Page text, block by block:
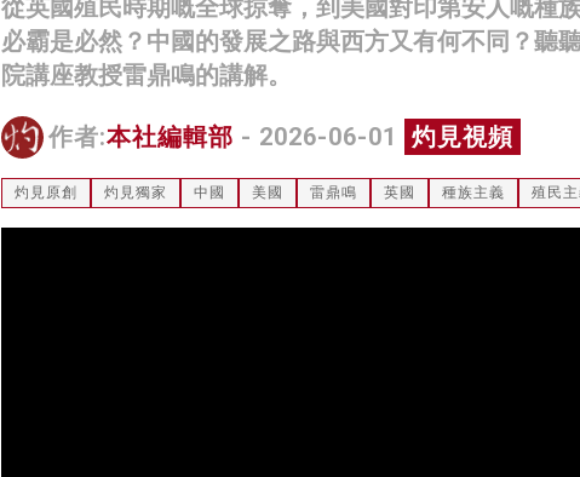
從英國殖民時期嘅全球掠奪，到美國對印第安人嘅種
必霸是必然？中國的發展之路與西方又有何不同？聽
院講座教授雷鼎鳴的講解。
作者:本社編輯部 - 2026-06-01 灼見視頻
灼見原創 灼見獨家 中國 美國 雷鼎鳴 英國 種族主義 殖民